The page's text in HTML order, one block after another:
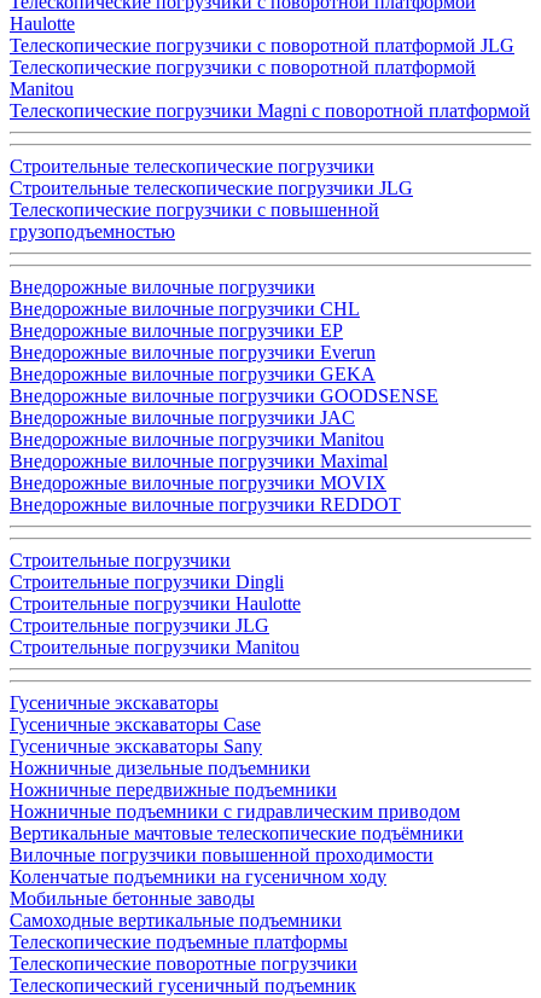
Haulotte
Телескопические погрузчики с поворотной платформой JLG
Телескопические погрузчики с поворотной платформой
Manitou
Телескопические погрузчики Magni с поворотной платформой
Строительные телескопические погрузчики
Строительные телескопические погрузчики JLG
Телескопические погрузчики с повышенной
грузоподъемностью
Внедорожные вилочные погрузчики
Внедорожные вилочные погрузчики CHL
Внедорожные вилочные погрузчики EP
Внедорожные вилочные погрузчики Everun
Внедорожные вилочные погрузчики GEKA
Внедорожные вилочные погрузчики GOODSENSE
Внедорожные вилочные погрузчики JAC
Внедорожные вилочные погрузчики Manitou
Внедорожные вилочные погрузчики Maximal
Внедорожные вилочные погрузчики MOVIX
Внедорожные вилочные погрузчики REDDOT
Строительные погрузчики
Строительные погрузчики Dingli
Строительные погрузчики Haulotte
Строительные погрузчики JLG
Строительные погрузчики Manitou
Гусеничные экскаваторы
Гусеничные экскаваторы Case
Гусеничные экскаваторы Sany
Ножничные дизельные подъемники
Ножничные передвижные подъемники
Ножничные подъемники с гидравлическим приводом
Вертикальные мачтовые телескопические подъёмники
Вилочные погрузчики повышенной проходимости
Коленчатые подъемники на гусеничном ходу
Мобильные бетонные заводы
Самоходные вертикальные подъемники
Телескопические подъемные платформы
Телескопические поворотные погрузчики
Телескопический гусеничный подъемник